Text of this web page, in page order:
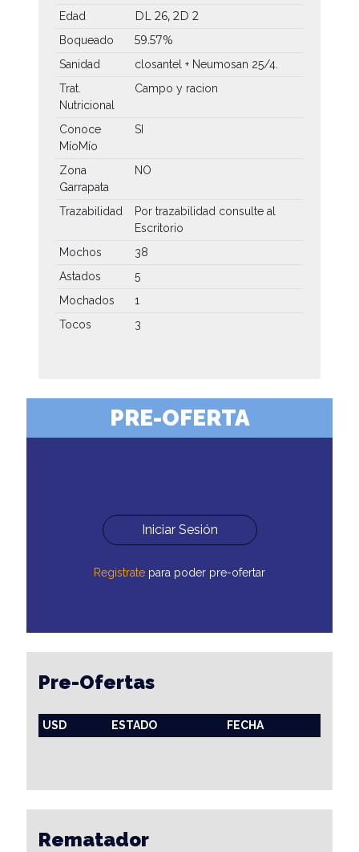
Edad DL 26, 2D 2
Boqueado 59.57%
Sanidad
closantel + Neumosan 25/4.
Trat.
Nutricional
Campo y racion
Conoce
MíoMío
SI
Zona
Garrapata
NO
Trazabilidad
Por trazabilidad consulte al
Escritorio
Mochos
38
Astados
5
Mochados
1
Tocos
3
PRE-OFERTA
Iniciar Sesión
Registrate para poder pre-ofertar
Pre-Ofertas
USD ESTADO FECHA
Rematador